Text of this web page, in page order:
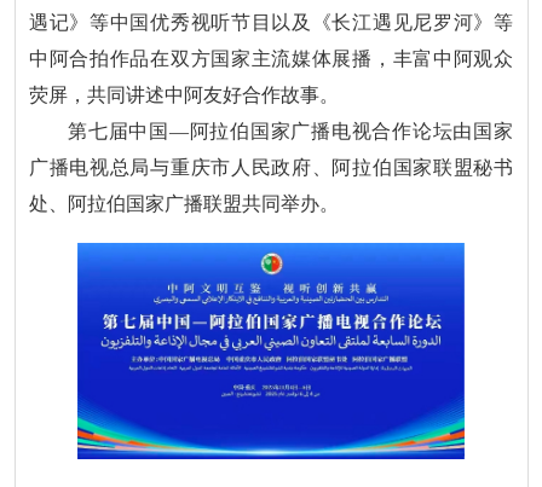
遇记》等中国优秀视听节目以及《长江遇见尼罗河》等
中阿合拍作品在双方国家主流媒体展播，丰富中阿观众
荧屏，共同讲述中阿友好合作故事。
第七届中国—阿拉伯国家广播电视合作论坛由国家
广播电视总局与重庆市人民政府、阿拉伯国家联盟秘书
处、阿拉伯国家广播联盟共同举办。